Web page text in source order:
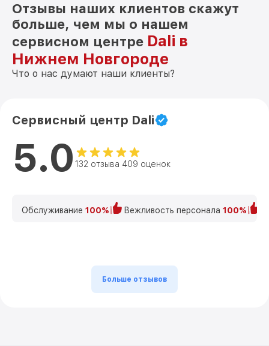
Отзывы наших клиентов скажут
больше, чем мы о нашем
сервисном центре Dali в
Нижнем Новгороде
Что о нас думают наши клиенты?
Сервисный центр Dali
5.0 132 отзыва 409 оценок
Обслуживание 100% Вежливость персонала 100%
Больше отзывов